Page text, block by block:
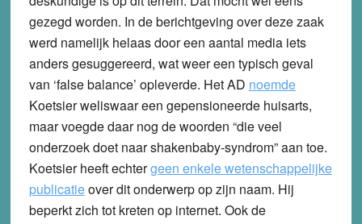
gezegd worden. In de berichtgeving over deze zaak
werd namelijk helaas door een aantal media iets
anders gesuggereerd, wat weer een typisch geval
van ‘false balance’ opleverde. Het AD noemde
Koetsier weliswaar een gepensioneerde huisarts,
maar voegde daar nog de woorden “die veel
onderzoek doet naar shakenbaby-syndrom” aan toe.
Koetsier heeft echtergeen enkele wetenschappelijke
publicatieover dit onderwerp op zijn naam. Hij
beperkt zich tot kreten op internet. Ook de